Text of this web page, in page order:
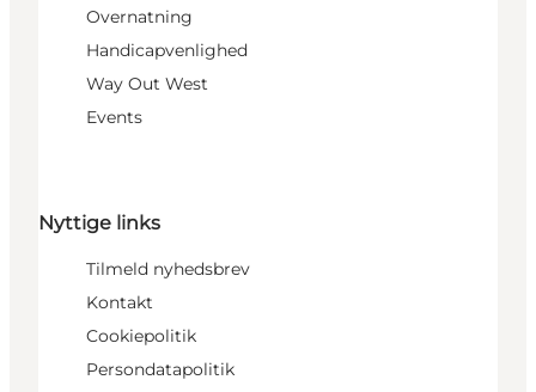
Overnatning
Handicapvenlighed
Way Out West
Events
Nyttige links
Tilmeld nyhedsbrev
Kontakt
Cookiepolitik
Persondatapolitik